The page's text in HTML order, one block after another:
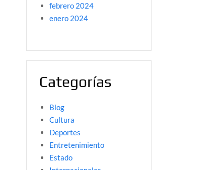
febrero 2024
enero 2024
Categorías
Blog
Cultura
Deportes
Entretenimiento
Estado